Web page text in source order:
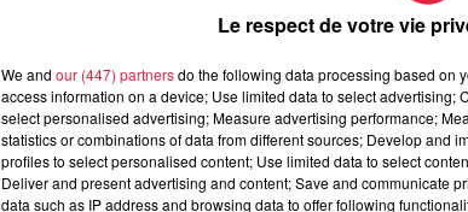
Podium #82 - Le parcours de Bruno Dinel
Podium #82 - Le parcours de Bruno Dinel
Le respect de votre vie
We and our (447) partnersdo the following data processing based on
access information on a device; Use limited data to select
select personalised advertising; Measure advertising performance;
statistics or combinations of data from different sources; Develop and
profiles to select personalised content; Use limited data to select
Deliver and present advertising and content; Save and communicate
data such as IP address and browsing data to offer following